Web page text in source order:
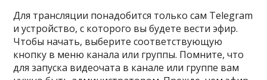
Для трансляции понадобится только сам Telegram
и устройство, с которого вы будете вести эфир.
Чтобы начать, выберите соответствующую
кнопку в меню канала или группы. Помните, что
для запуска видеочата в канале или группе вам